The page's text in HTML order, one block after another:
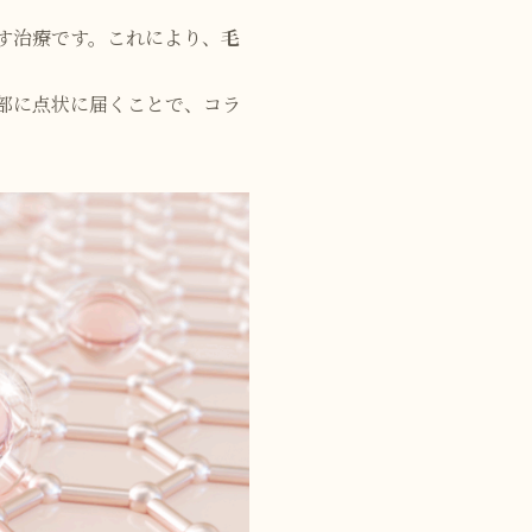
療です。これにより、 毛
点状に届くことで、コラ